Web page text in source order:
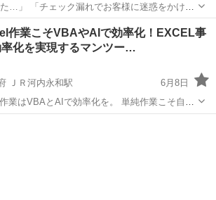
…」 「チェック漏れでお客様に迷惑をかけて
訪問し、 ミスが起きる業務を「仕組みで防ぐ」
阜駅
作業こそVBAやAIで効率化！EXCEL事
化を実現するマンツー…
ＪＲ河内永和駅
6月8日
はVBAとAIで効率化を。 単純作業こそ自動